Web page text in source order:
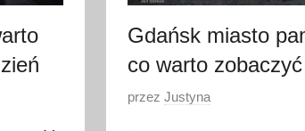
Gdańsk miasto
co warto
O
przezJustyna